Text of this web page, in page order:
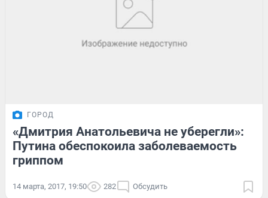
ГОРОД
«Дмитрия Анатольевича не уберегли»:
Путина обеспокоила заболеваемость
гриппом
14 марта, 2017, 19:50 282 Обсудить